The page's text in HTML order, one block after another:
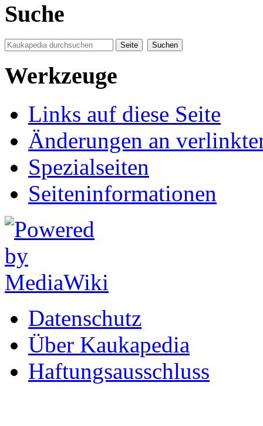
Suche
Werkzeuge
Links auf diese Seite
Änderungen an
Spezialseiten
Seiten­informationen
Datenschutz
Über Kaukapedia
Haftungsausschluss